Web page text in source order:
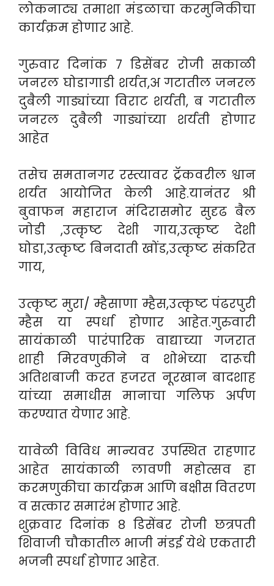
लोकनाट्य तमाशा मंडळाचा करमुनिकीचा
कार्यक्रम होणार आहे.
गुरुवार दिनांक ७ डिसेंबर रोजी सकाळी
जनरल घोडागाडी शर्यत,अ गटातील जनरल
दुबैली गाड्यांच्या विराट शर्यती, ब गटातील
जनरल दुबैली गाड्यांच्या शर्यती होणार
आहेत
तसेच समतानगर रस्त्यावर ट्रॅकवरील श्वान
शर्यत आयोजित केली आहे.यानंतर श्री
बुवाफन महाराज मंदिरासमोर सुदृढ बैल
जोडी ,उत्कृष्ट देशी गाय,उत्कृष्ट देशी
घोडा,उत्कृष्ट बिनदाती खोंड,उत्कृष्ट संकरित
गाय,
उत्कृष्ट मुरा/ म्हैसाणा म्हैस,उत्कृष्ट पंढरपुरी
म्हैस या स्पर्धा होणार आहेत.गुरुवारी
सायंकाळी पारंपारिक वाद्याच्या गजरात
शाही मिरवणुकीने व शोभेच्या दारूची
अतिशबाजी करत हजरत नूरखान बादशाह
यांच्या समाधीस मानाचा गलिफ अर्पण
करण्यात येणार आहे.
यावेळी विविध मान्यवर उपस्थित राहणार
आहेत सायंकाळी लावणी महोत्सव हा
करमणुकीचा कार्यक्रम आणि बक्षीस वितरण
व सत्कार समारंभ होणार आहे.
शुक्रवार दिनांक ८ डिसेंबर रोजी छत्रपती
शिवाजी चौकातील भाजी मंडई येथे एकतारी
भजनी स्पर्धा होणार आहेत.